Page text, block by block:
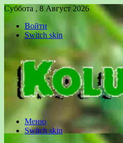
Суббота , 8 Август 2026
Войти
Switch skin
Меню
Switch skin